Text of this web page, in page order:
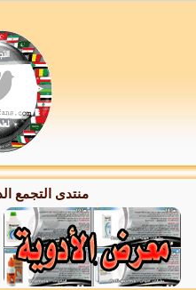
منتدى التجمع